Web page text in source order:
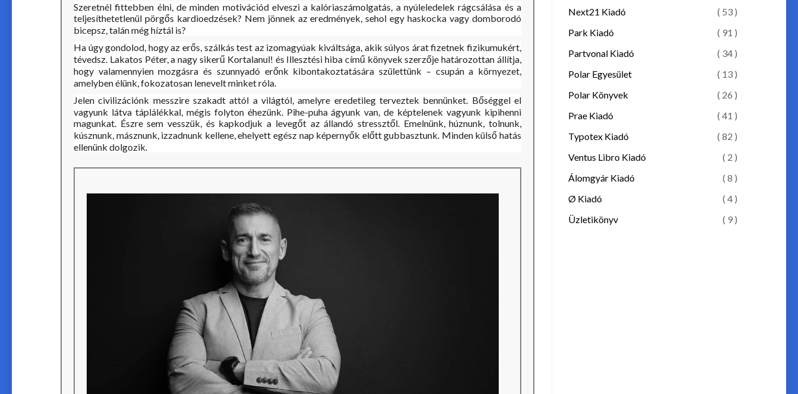
Szeretnél fittebben élni, de minden motivációd elveszi a kalóriaszámolgatás, a nyúleledelek rágcsálása és a
teljesíthetetlenül pörgős kardioedzések? Nem jönnek az eredmények, sehol egy haskocka vagy domborodó
bicepsz, talán még híztál is?
Ha úgy gondolod, hogy az erős, szálkás test az izomagyúak kiváltsága, akik súlyos árat fizetnek fizikumukért,
tévedsz. Lakatos Péter, a nagy sikerű Kortalanul! és Illesztési hiba című könyvek szerzője határozottan állítja,
hogy valamennyien mozgásra és szunnyadó erőnk kibontakoztatására születtünk – csupán a környezet,
amelyben élünk, fokozatosan lenevelt minket róla.
Jelen civilizációnk messzire szakadt attól a világtól, amelyre eredetileg terveztek bennünket. Bőséggel el
vagyunk látva táplálékkal, mégis folyton éhezünk. Pihe-puha ágyunk van, de képtelenek vagyunk kipihenni
magunkat. Észre sem vesszük, és kapkodjuk a levegőt az állandó stressztől. Emelnünk, húznunk, tolnunk,
kúsznunk, másznunk, izzadnunk kellene, ehelyett egész nap képernyők előtt gubbasztunk. Minden külső hatás
ellenünk dolgozik.
Next21 Kiadó
( 53 )
Park Kiadó
( 91 )
Partvonal Kiadó
( 34 )
Polar Egyesület
( 13 )
Polar Könyvek
( 26 )
Prae Kiadó
( 41 )
Typotex Kiadó
( 82 )
Ventus Libro Kiadó
( 2 )
Álomgyár Kiadó
( 8 )
Ø Kiadó
( 4 )
Üzletikönyv
( 9 )